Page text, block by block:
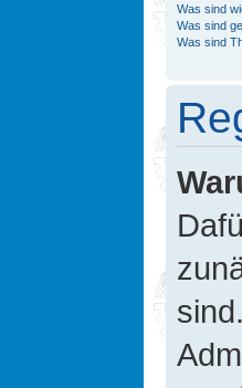
Was sind
Was sind
Was sind